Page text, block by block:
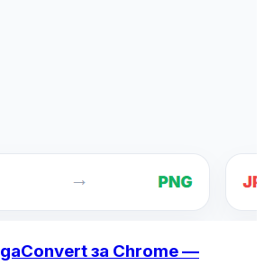
за Chrome —